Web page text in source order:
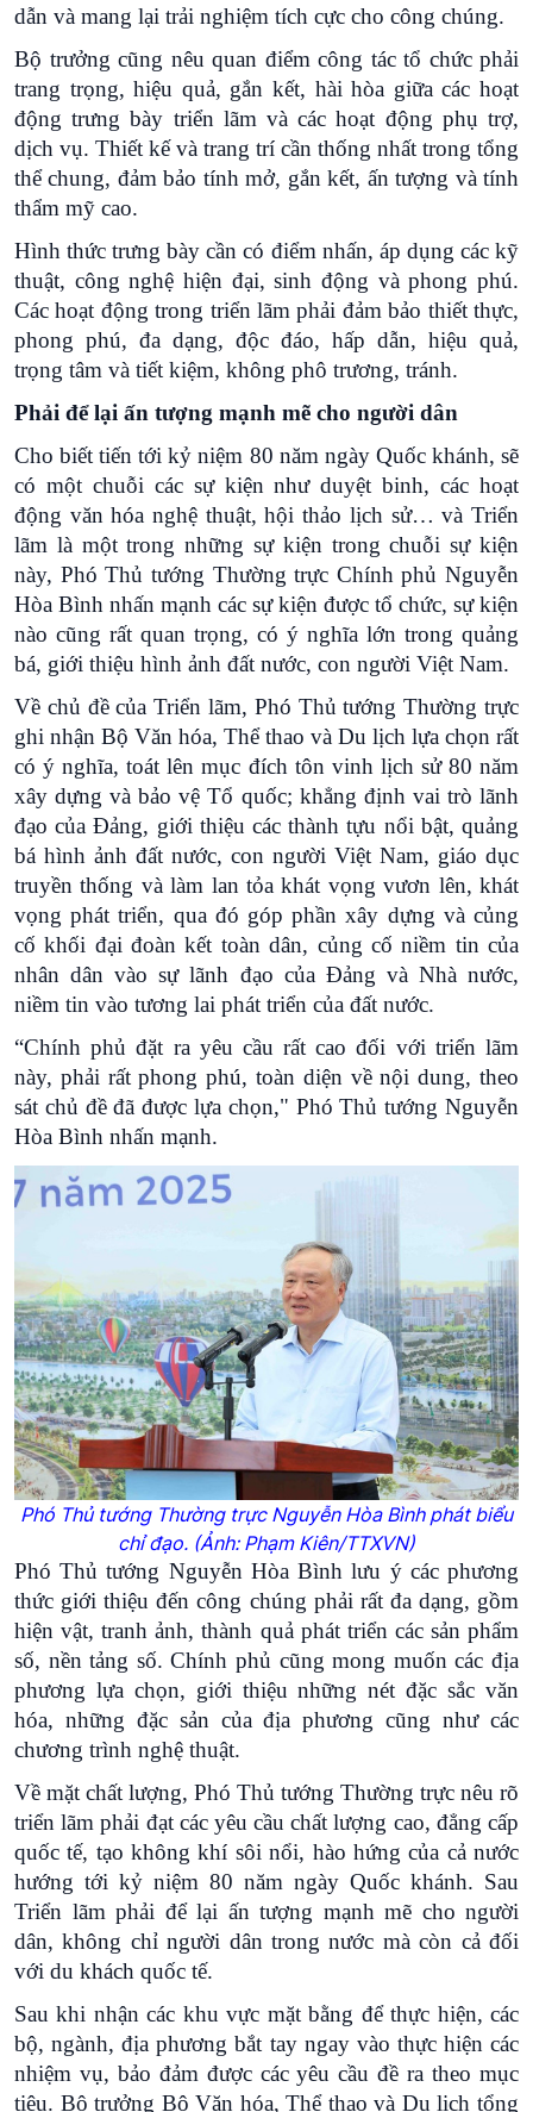
dẫn và mang lại trải nghiệm tích cực cho công chúng.
Bộ trưởng cũng nêu quan điểm công tác tổ chức phải
trang trọng, hiệu quả, gắn kết, hài hòa giữa các hoạt
động trưng bày triển lãm và các hoạt động phụ trợ,
dịch vụ. Thiết kế và trang trí cần thống nhất trong tổng
thể chung, đảm bảo tính mở, gắn kết, ấn tượng và tính
thẩm mỹ cao.
Hình thức trưng bày cần có điểm nhấn, áp dụng các kỹ
thuật, công nghệ hiện đại, sinh động và phong phú.
Các hoạt động trong triển lãm phải đảm bảo thiết thực,
phong phú, đa dạng, độc đáo, hấp dẫn, hiệu quả,
trọng tâm và tiết kiệm, không phô trương, tránh.
Phải để lại ấn tượng mạnh mẽ cho người dân
Cho biết tiến tới kỷ niệm 80 năm ngày Quốc khánh, sẽ
có một chuỗi các sự kiện như duyệt binh, các hoạt
động văn hóa nghệ thuật, hội thảo lịch sử… và Triển
lãm là một trong những sự kiện trong chuỗi sự kiện
này, Phó Thủ tướng Thường trực Chính phủ Nguyễn
Hòa Bình nhấn mạnh các sự kiện được tổ chức, sự kiện
nào cũng rất quan trọng, có ý nghĩa lớn trong quảng
bá, giới thiệu hình ảnh đất nước, con người Việt Nam.
Về chủ đề của Triển lãm, Phó Thủ tướng Thường trực
ghi nhận Bộ Văn hóa, Thể thao và Du lịch lựa chọn rất
có ý nghĩa, toát lên mục đích tôn vinh lịch sử 80 năm
xây dựng và bảo vệ Tổ quốc; khẳng định vai trò lãnh
đạo của Đảng, giới thiệu các thành tựu nổi bật, quảng
bá hình ảnh đất nước, con người Việt Nam, giáo dục
truyền thống và làm lan tỏa khát vọng vươn lên, khát
vọng phát triển, qua đó góp phần xây dựng và củng
cố khối đại đoàn kết toàn dân, củng cố niềm tin của
nhân dân vào sự lãnh đạo của Đảng và Nhà nước,
niềm tin vào tương lai phát triển của đất nước.
“Chính phủ đặt ra yêu cầu rất cao đối với triển lãm
này, phải rất phong phú, toàn diện về nội dung, theo
sát chủ đề đã được lựa chọn," Phó Thủ tướng Nguyễn
Hòa Bình nhấn mạnh.
Phó Thủ tướng Thường trực Nguyễn Hòa Bình phát biểu
chỉ đạo. (Ảnh: Phạm Kiên/TTXVN)
Phó Thủ tướng Nguyễn Hòa Bình lưu ý các phương
thức giới thiệu đến công chúng phải rất đa dạng, gồm
hiện vật, tranh ảnh, thành quả phát triển các sản phẩm
số, nền tảng số. Chính phủ cũng mong muốn các địa
phương lựa chọn, giới thiệu những nét đặc sắc văn
hóa, những đặc sản của địa phương cũng như các
chương trình nghệ thuật.
Về mặt chất lượng, Phó Thủ tướng Thường trực nêu rõ
triển lãm phải đạt các yêu cầu chất lượng cao, đẳng cấp
quốc tế, tạo không khí sôi nổi, hào hứng của cả nước
hướng tới kỷ niệm 80 năm ngày Quốc khánh. Sau
Triển lãm phải để lại ấn tượng mạnh mẽ cho người
dân, không chỉ người dân trong nước mà còn cả đối
với du khách quốc tế.
Sau khi nhận các khu vực mặt bằng để thực hiện, các
bộ, ngành, địa phương bắt tay ngay vào thực hiện các
nhiệm vụ, bảo đảm được các yêu cầu đề ra theo mục
tiêu. Bộ trưởng Bộ Văn hóa, Thể thao và Du lịch tổng